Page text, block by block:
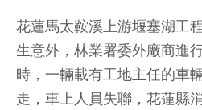
花蓮馬太鞍溪上游堰塞湖工
生意外，林業署委外廠商進
時，一輛載有工地主任的車
走，車上人員失聯，花蓮縣